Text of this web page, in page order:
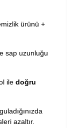
ürünü +
sap uzunluğu
ile doğru
azaltır.